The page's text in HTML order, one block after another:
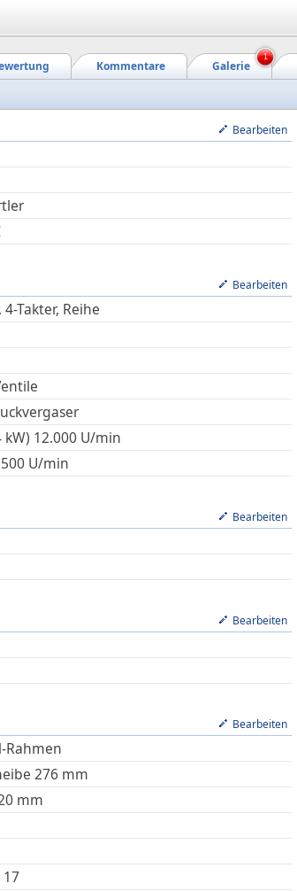
Galerie
Kommentare
1
Bearbeiten
Bearbeiten
Takter, Reihe
kW) 12.000 U/min
U/min
Bearbeiten
Bearbeiten
Bearbeiten
Rahmen
276 mm
mm
17